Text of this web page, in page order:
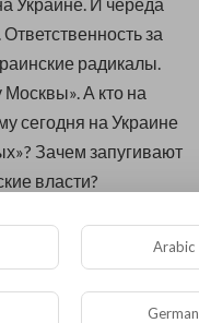
за
радикалы.
Москвы». А кто на
сегодня на Украине
Зачем запугивают
власти?
Опубликовать
Arabic
German